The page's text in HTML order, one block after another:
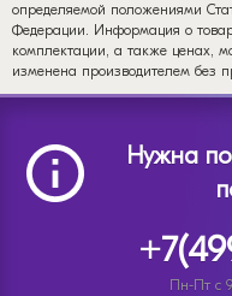
определяемой положениями
Федерации. Информация о
комплектации, а также ценах,
изменена производителем без
Нужна
Пн-Пт с